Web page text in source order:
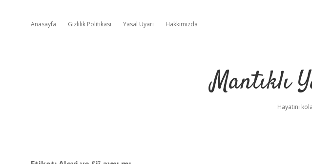
Anasayfa Gizlilik Politikası Yasal Uyarı Hakkımızda
Mantıklı
Hayatını